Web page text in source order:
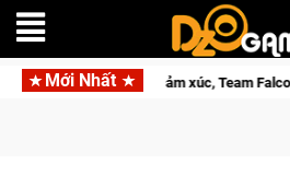
Mới Nhất
hành trình đầy cảm xúc, Team Falcons lên